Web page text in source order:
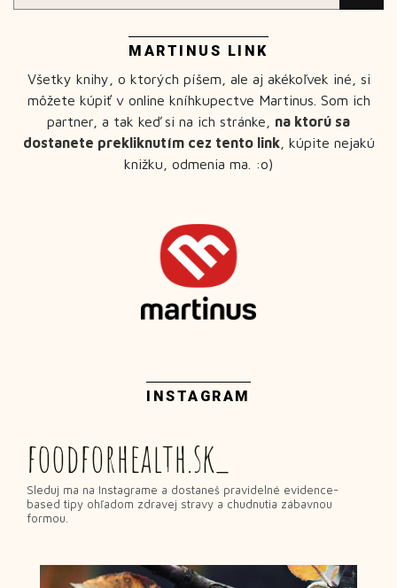
MARTINUS LINK
Všetky knihy, o ktorých píšem, ale aj akékoľvek iné, si
môžete kúpiť v online kníhkupectve Martinus. Som ich
partner, a tak keď si na ich stránke, na ktorú sa
dostanete prekliknutím cez tento link, kúpite nejakú
knižku, odmenia ma. :o)
INSTAGRAM
foodforhealth.sk_
Sleduj ma na Instagrame a dostaneš pravidelné evidence-
based tipy ohľadom zdravej stravy a chudnutia zábavnou
formou.